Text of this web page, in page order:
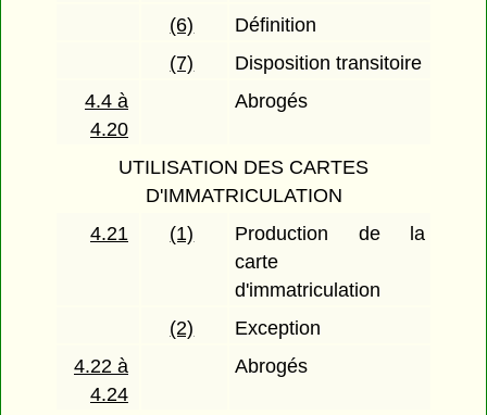
(6)
Définition
(7)
Disposition transitoire
4.4 à
4.20
Abrogés
UTILISATION DES CARTES
D'IMMATRICULATION
4.21
(1)
Production de la
carte
d'immatriculation
(2)
Exception
4.22 à
4.24
Abrogés